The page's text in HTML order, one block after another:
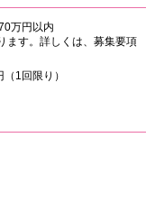
万円以内
ます。詳しくは、募集要項
1回限り）